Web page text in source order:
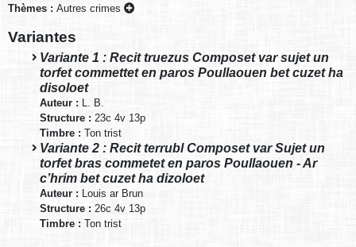
Thèmes : Autres crimes
Variantes
Variante 1 : Recit truezus Composet var sujet un
torfet commettet en paros Poullaouen bet cuzet ha
disoloet
Auteur : L. B.
Structure : 23c 4v 13p
Timbre : Ton trist
Variante 2 : Recit terrubl Composet var Sujet un
torfet bras commetet en paros Poullaouen - Ar
c’hrim bet cuzet ha dizoloet
Auteur : Louis ar Brun
Structure : 26c 4v 13p
Timbre : Ton trist